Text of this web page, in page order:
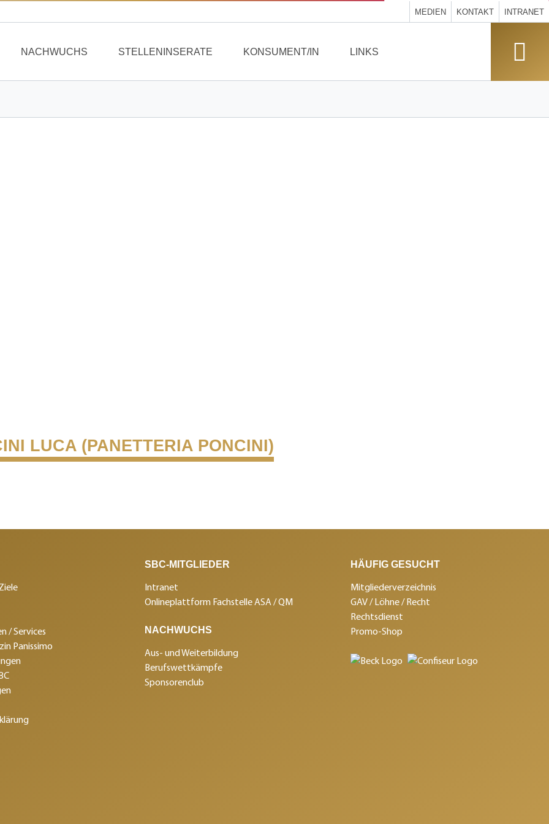
MEDIEN KONTAKT INTRANET
NACHWUCHS STELLENINSERATE KONSUMENT/IN LINKS
LUCA (PANETTERIA PONCINI)
/ Services
Panissimo
SBC-MITGLIEDER
Intranet
Onlineplattform Fachstelle ASA / QM
NACHWUCHS
Aus- und Weiterbildung
Berufswettkämpfe
Sponsorenclub
HÄUFIG GESUCHT
Mitgliederverzeichnis
GAV / Löhne / Recht
Rechtsdienst
Promo-Shop